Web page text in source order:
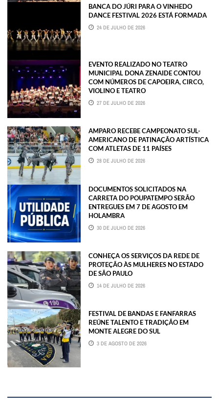
BANCA DO JÚRI PARA O VINHEDO
DANCE FESTIVAL 2026 ESTÁ FORMADA
24 DE JULHO DE 2026
EVENTO REALIZADO NO TEATRO
MUNICIPAL DONA ZENAIDE CONTOU
COM NÚMEROS DE CAPOEIRA, CIRCO,
VIOLINO E TEATRO
27 DE JULHO DE 2026
AMPARO RECEBE CAMPEONATO SUL-
AMERICANO DE PATINAÇÃO ARTÍSTICA
COM ATLETAS DE 11 PAÍSES
28 DE JULHO DE 2026
DOCUMENTOS SOLICITADOS NA
CARRETA DO POUPATEMPO SERÃO
ENTREGUES EM 7 DE AGOSTO EM
HOLAMBRA
30 DE JULHO DE 2026
CONHEÇA OS SERVIÇOS DA REDE DE
PROTEÇÃO ÀS MULHERES NO ESTADO
DE SÃO PAULO
14 DE JULHO DE 2026
FESTIVAL DE BANDAS E FANFARRAS
REÚNE TALENTO E TRADIÇÃO EM
MONTE ALEGRE DO SUL
3 DE AGOSTO DE 2026